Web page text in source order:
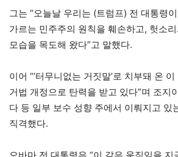
그는 “오늘날 우리는 (트럼프) 전 대통령
가르는 민주주의 원칙을 훼손하고, 헛소
모습을 목도해 왔다”고 말했다.
이어 “‘터무니없는 거짓말’로 치부돼 온
거법 개정으로 탄력을 받고 있다”며 조지
다 등 일부 보수 성향 주에서 이뤄지고 있
직격했다.